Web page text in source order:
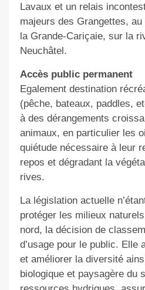
Lavaux et un relais
majeurs des Grangettes,
la Grande-Cariçaie, sur la
Neuchâtel.
Accès public permanent
Egalement destination
(pêche, bateaux, paddles,
à des dérangements
animaux, en particulier les
quiétude nécessaire à leur
repos et dégradant la
rives.
La législation actuelle
protéger les milieux
nord, la décision de
d’usage pour le public. Elle
et améliorer la diversité
biologique et paysagère du